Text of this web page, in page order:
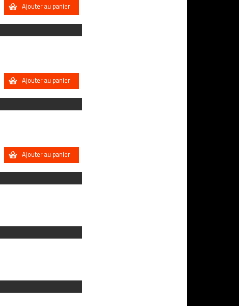
Ajouter au panier
Ajouter au panier
Ajouter au panier